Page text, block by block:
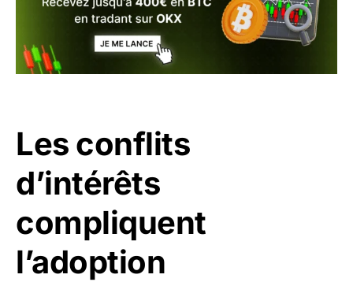
Les conflits
d’intérêts
compliquent
l’adoption